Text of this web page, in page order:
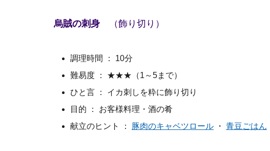
烏賊の刺身 （飾り切り）
調理時間 ： 10分
難易度 ： ★★★（1～5まで）
ひと言 ： イカ刺しを粋に飾り切り
目的 ： お客様料理・酒の肴
献立のヒント ： 豚肉のキャベツロール ・ 青豆ごはん